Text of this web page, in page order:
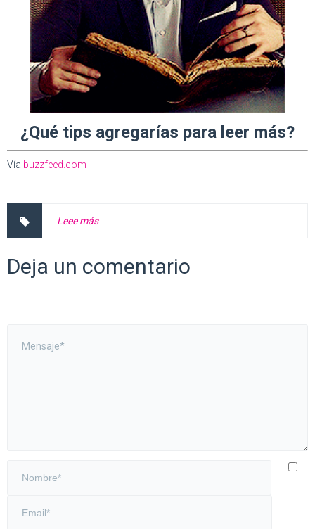
¿Qué tips agregarías para leer más?
Vía buzzfeed.com
Leee más
Deja un comentario